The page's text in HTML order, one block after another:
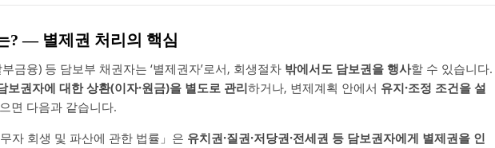
? ― 별제권 처리의 핵심
금융) 등 담보부 채권자는 ‘별제권자’로서, 회생절차 밖에서도 담보권을 행사할 수 있습니다.
보권자에 대한 상환(이자·원금)을 별도로 관리하거나, 변제계획 안에서 유지·조정 조건을 설
면 다음과 같습니다.
자 회생 및 파산에 관한 법률」은 유치권·질권·저당권·전세권 등 담보권자에게 별제권을 인